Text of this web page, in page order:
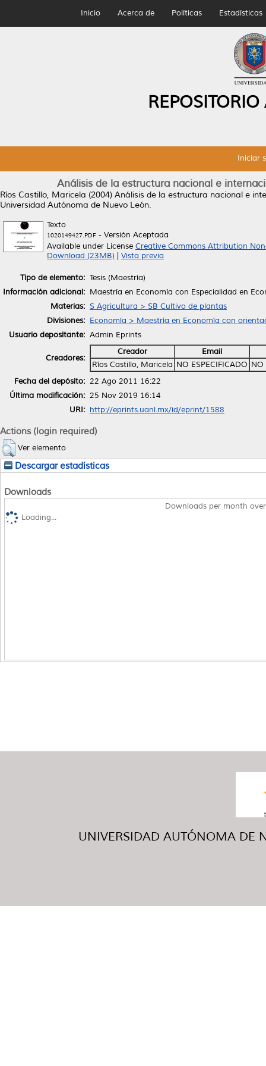
Inicio Acerca de Políticas Estadísticas
Iniciar
Análisis de la estructura nacional e
Ríos Castillo, Maricela (2004) Análisis de la estructura nacional e
Universidad Autónoma de Nuevo León.
Texto
1020149427.PDF - Versión Aceptada
Available under License Creative Commons Attribution
Download (23MB)
Vista previa
Tipo de elemento: Tesis (Maestría)
Información adicional: Maestría en Economía con Especialidad en
Materias: S Agricultura > SB Cultivo de plantas
Divisiones: Economía > Maestría en Economía con
Usuario depositante: Admin Eprints
Creadores:
Creador
Email
Ríos Castillo, Maricela NO ESPECIFICADO NO
Fecha del depósito: 22 Ago 2011 16:22
Última modificación: 25 Nov 2019 16:14
URI: http://eprints.uanl.mx/id/eprint/1588
Actions (login required)
Ver elemento
Descargar estadísticas
Downloads
Downloads per month
Loading...
UNIVERSIDAD AUTÓNOMA DE